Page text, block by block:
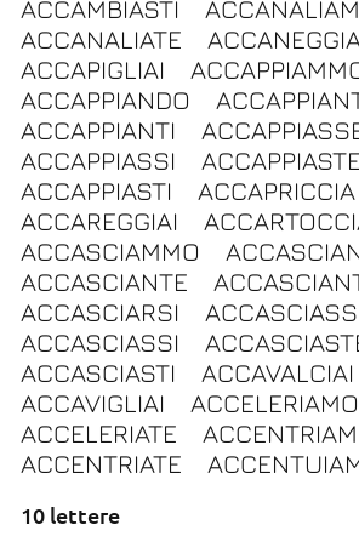
ACCAMBIASTI
ACCANALIATE
ACCAPIGLIAI
ACCAPPIANDO
ACCAPPIANTI
ACCAPPIASSI
ACCAPPIASTE
ACCAPPIASTI
ACCAPRICCIA
ACCAREGGIAI
ACCASCIAMMO
ACCASCIANTE
ACCASCIARSI
ACCASCIASSI
ACCASCIASTI
ACCAVALCIAI
ACCAVIGLIAI
ACCELERIAMO
ACCELERIATE
ACCENTRIATE
10 lettere